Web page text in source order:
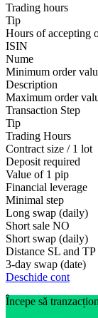
Trading hours
Tip
Hours of accepting
ISIN
Nume
Minimum order
Description
Maximum order
Transaction Step
Tip
Trading Hours
Contract size / 1 lot
Deposit required
Value of 1 pip
Financial leverage
Minimal step
Long swap (daily)
Short sale NO
Short swap (daily)
Distance SL and TP
3-day swap (date)
Deschide cont
Începe să